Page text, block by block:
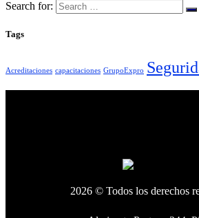
Search for:
Tags
Acreditaciones capacitaciones GrupoExpro
2026 © Todos los derechos